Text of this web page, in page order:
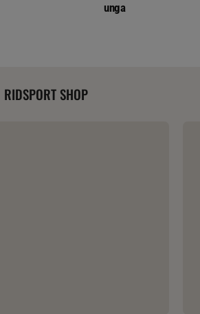
unga
RIDSPORT SHOP